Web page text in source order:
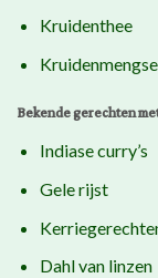
Kruidenthee
Bekende gerechten
Indiase curry’s
Gele rijst
Dahl van linzen